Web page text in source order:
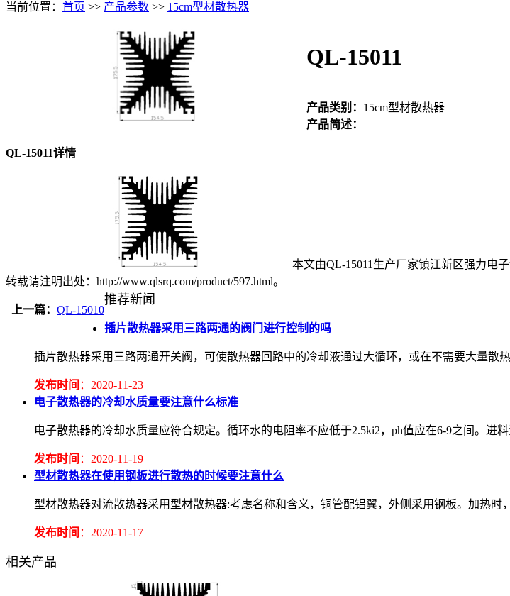
当前位置： 首页 >> 产品参数 >> 15cm型材散热器
QL-15011
产品类别： 15cm型材散热器
产品简述：
QL-15011详情
本文由QL-15011生产厂家镇江新区强力电子
转载请注明出处：http://www.qlsrq.com/product/597.html。
上一篇： QL-15010
推荐新闻
插片散热器采用三路两通的阀门进行控制的吗
插片散热器采用三路两通开关阀，可使散热器回路中的冷却液通过大循环，或在不需要大量散
发布时间 ：2020-11-23
电子散热器的冷却水质量要注意什么标准
电子散热器的冷却水质量应符合规定。循环水的电阻率不应低于2.5ki2，ph值应在6-9之间。进
发布时间 ：2020-11-19
型材散热器在使用钢板进行散热的时候要注意什么
型材散热器对流散热器采用型材散热器:考虑名称和含义，铜管配铝翼，外侧采用钢板。加热
发布时间 ：2020-11-17
相关产品